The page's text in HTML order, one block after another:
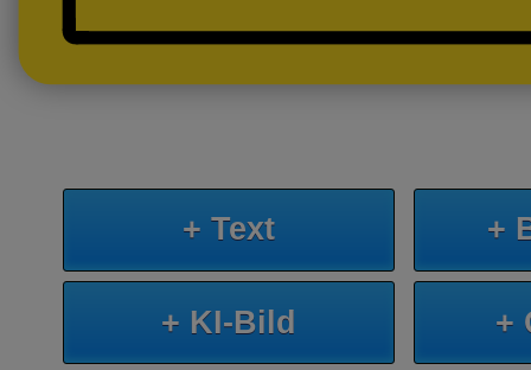
+ Text +
+ KI-Bild +